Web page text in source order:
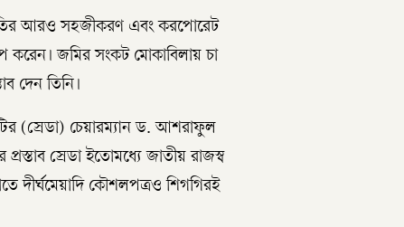
আরও সহজীকরণ এবং করপোরেট
করেন। জমির সংকট মোকাবিলায় চা
দেন তিনি।
(স্রেডা) চেয়ারম্যান ড. আশরাফুল
স্রেডা ইতোমধ্যে জাতীয় রাজস্ব
দীর্ঘমেয়াদি কৌশলপত্রও শিগগিরই